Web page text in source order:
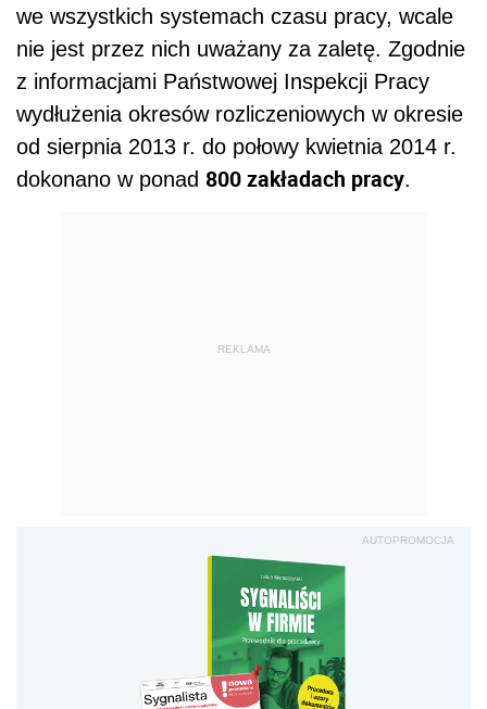
we wszystkich systemach czasu pracy, wcale
nie jest przez nich uważany za zaletę. Zgodnie
z informacjami Państwowej Inspekcji Pracy
wydłużenia okresów rozliczeniowych w okresie
od sierpnia 2013 r. do połowy kwietnia 2014 r.
dokonano w ponad 800 zakładach pracy.
REKLAMA
AUTOPROMOCJA